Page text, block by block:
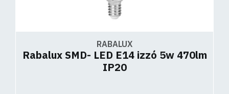
RABALUX
Rabalux SMD- LED E14 izzó 5w 470lm
IP20